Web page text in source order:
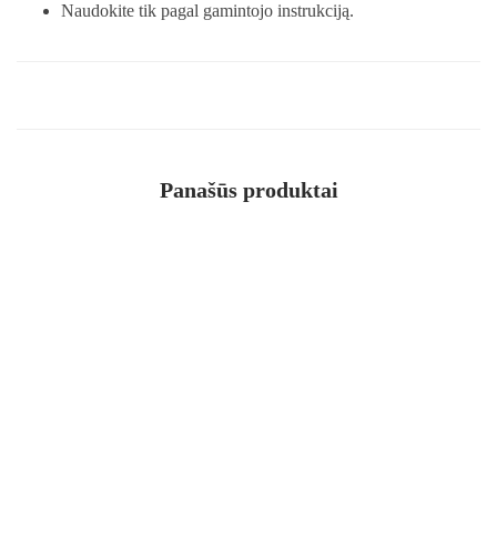
Naudokite tik pagal gamintojo instrukciją.
Panašūs produktai